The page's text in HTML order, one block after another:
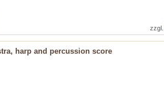
zzgl.
harp and percussion score